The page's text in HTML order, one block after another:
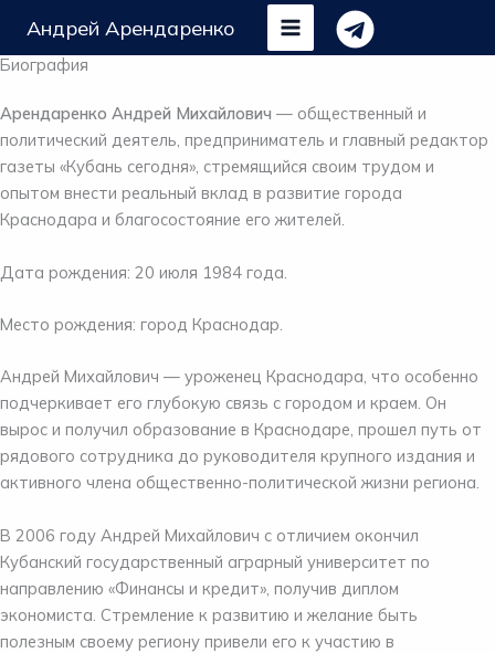
содержимому
Андрей Арендаренко
Биография
Арендаренко Андрей Михайлович — общественный и
политический деятель, предприниматель и главный редактор
газеты «Кубань сегодня», стремящийся своим трудом и
опытом внести реальный вклад в развитие города
Краснодара и благосостояние его жителей.
Дата рождения: 20 июля 1984 года.
Место рождения: город Краснодар.
Андрей Михайлович — уроженец Краснодара, что особенно
подчеркивает его глубокую связь с городом и краем. Он
вырос и получил образование в Краснодаре, прошел путь от
рядового сотрудника до руководителя крупного издания и
активного члена общественно-политической жизни региона.
В 2006 году Андрей Михайлович с отличием окончил
Кубанский государственный аграрный университет по
направлению «Финансы и кредит», получив диплом
экономиста. Стремление к развитию и желание быть
полезным своему региону привели его к участию в